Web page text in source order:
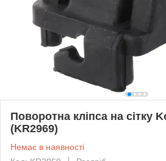
Поворотна кліпса на сітку
(KR2969)
Немає в наявності